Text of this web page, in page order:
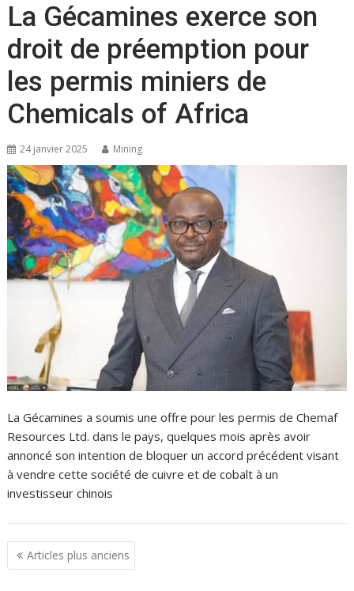
La Gécamines exerce son
droit de préemption pour
les permis miniers de
Chemicals of Africa
24 janvier 2025 Mining
La Gécamines a soumis une offre pour les permis de Chemaf
Resources Ltd. dans le pays, quelques mois après avoir
annoncé son intention de bloquer un accord précédent visant
à vendre cette société de cuivre et de cobalt à un
investisseur chinois
N
a
Articles plus anciens